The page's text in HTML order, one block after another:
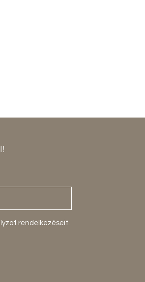
rendelkezéseit.